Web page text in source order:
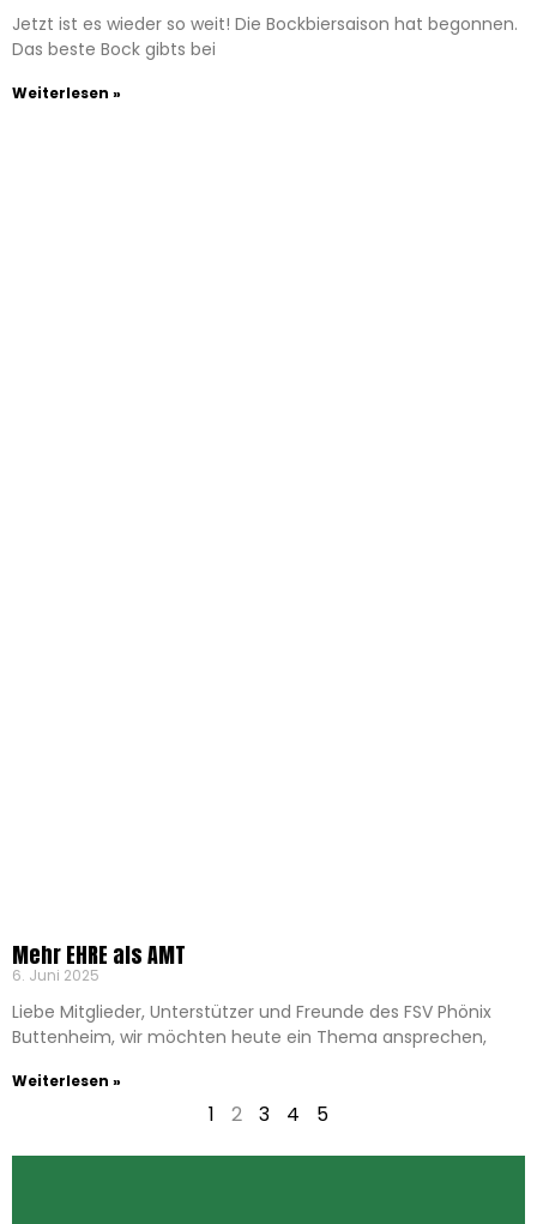
Jetzt ist es wieder so weit! Die Bockbiersaison hat begonnen.
Das beste Bock gibts bei
Weiterlesen »
Mehr EHRE als AMT
6. Juni 2025
Liebe Mitglieder, Unterstützer und Freunde des FSV Phönix
Buttenheim, wir möchten heute ein Thema ansprechen,
Weiterlesen »
1 2 3 4 5